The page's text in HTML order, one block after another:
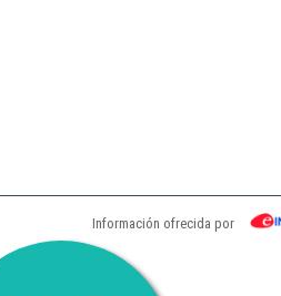
Información ofrecida por